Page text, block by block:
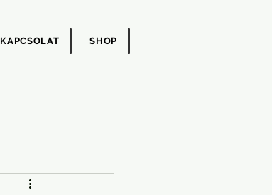
KAPCSOLAT SHOP